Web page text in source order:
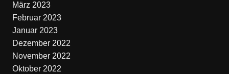
März 2023
Februar 2023
Januar 2023
Dezember 2022
November 2022
Oktober 2022